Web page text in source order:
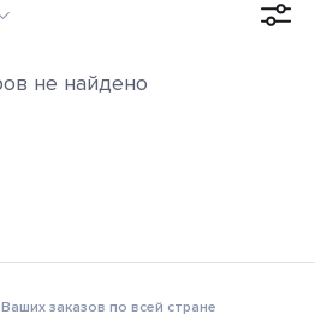
не найдено
заказов по всей стране